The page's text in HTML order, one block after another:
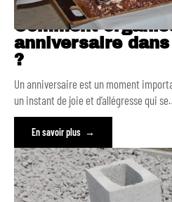
Comment
anniversaire
?
Un anniversaire est un moment
un instant de joie et d’allégresse qui se
En savoir plus